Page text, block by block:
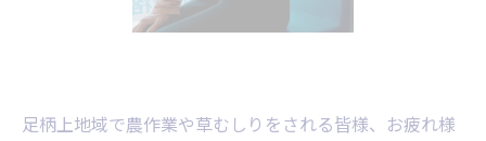
足柄上地域で農作業や草むしりをされる皆様、お疲れ様